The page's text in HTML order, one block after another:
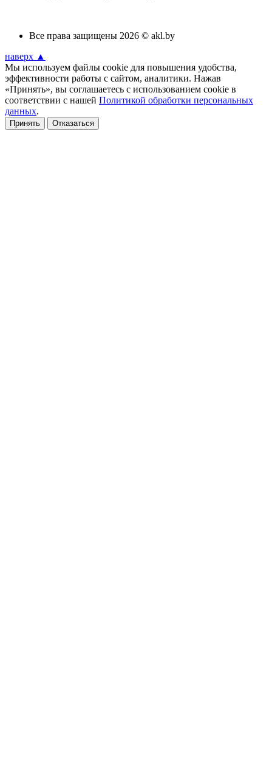
Все права защищены 2026 © akl.by
наверх ▲
Мы используем файлы cookie для повышения удобства,
эффективности работы с сайтом, аналитики. Нажав
«Принять», вы соглашаетесь с использованием cookie в
соответствии с нашей Политикой обработки персональных
данных.
Принять Отказаться